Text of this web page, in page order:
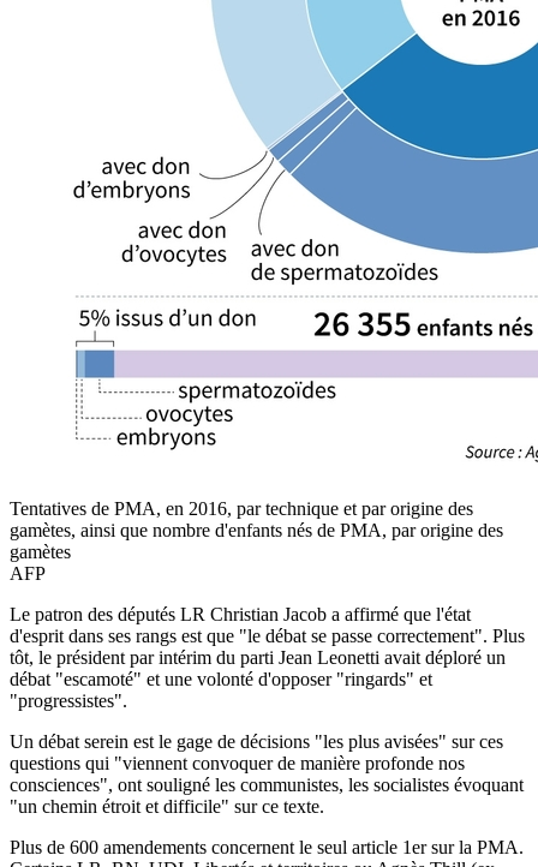
Tentatives de PMA, en 2016, par technique et par origine des
gamètes, ainsi que nombre d'enfants nés de PMA, par origine des
gamètes
AFP
Le patron des députés LR Christian Jacob a affirmé que l'état
d'esprit dans ses rangs est que "le débat se passe correctement". Plus
tôt, le président par intérim du parti Jean Leonetti avait déploré un
débat "escamoté" et une volonté d'opposer "ringards" et
"progressistes".
Un débat serein est le gage de décisions "les plus avisées" sur ces
questions qui "viennent convoquer de manière profonde nos
consciences", ont souligné les communistes, les socialistes évoquant
"un chemin étroit et difficile" sur ce texte.
Plus de 600 amendements concernent le seul article 1er sur la PMA.